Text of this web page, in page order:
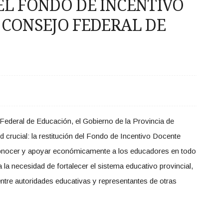
FONDO DE INCENTIVO
FEDERAL DE
de Educación, el Gobierno de la Provincia de
crucial: la restitución del Fondo de Incentivo Docente
y apoyar económicamente a los educadores en todo
necesidad de fortalecer el sistema educativo provincial,
autoridades educativas y representantes de otras